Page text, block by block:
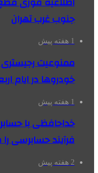
جنوب غرب تهران
1 هفته پیش
ممنوعیت
خودروها در ایام
1 هفته پیش
خداحافظی با
فرآیند حسابرسی
2 هفته پیش